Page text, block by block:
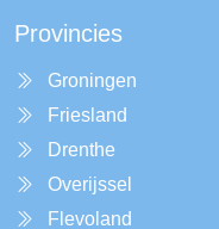
Provincies
Groningen
Friesland
Drenthe
Overijssel
Flevoland